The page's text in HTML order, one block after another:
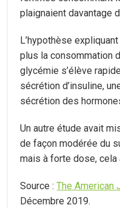
plaignaient davantage
L’hypothèse
plus la consommation
glycémie s’élève
sécrétion d’insuline,
sécrétion des
Un autre étude avait
de façon modérée du
mais à forte dose, cela
Source :The American
Décembre 2019.